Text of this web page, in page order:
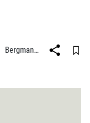
Bergmannskotten in Essen